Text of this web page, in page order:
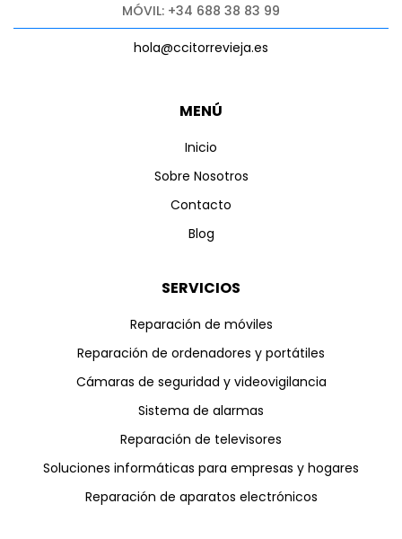
MENÚ
Inicio
Sobre Nosotros
Contacto
Blog
SERVICIOS
Reparación de móviles
Reparación de ordenadores y portátiles
Cámaras de seguridad y videovigilancia
Sistema de alarmas
Reparación de televisores
Soluciones informáticas para empresas y hogares
Reparación de aparatos electrónicos
MÓVIL: +34 688 38 83 99
hola@ccitorrevieja.es